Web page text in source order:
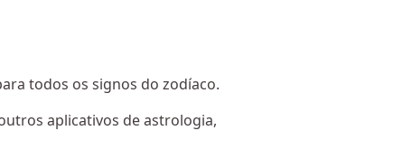
todos os signos do zodíaco.
aplicativos de astrologia,